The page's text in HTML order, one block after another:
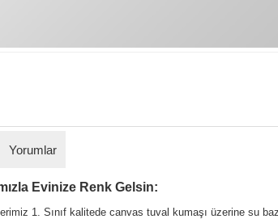
Yorumlar
Evinize Renk Gelsin:
1. Sınıf kalitede canvas tuval kumaşı üzerine su